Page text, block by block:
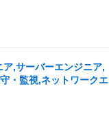
,サーバーエンジニア,
・監視,ネットワークエ